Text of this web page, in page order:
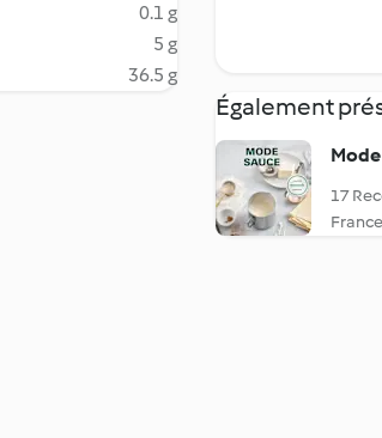
0.1 g
5 g
36.5 g
Également
17
France